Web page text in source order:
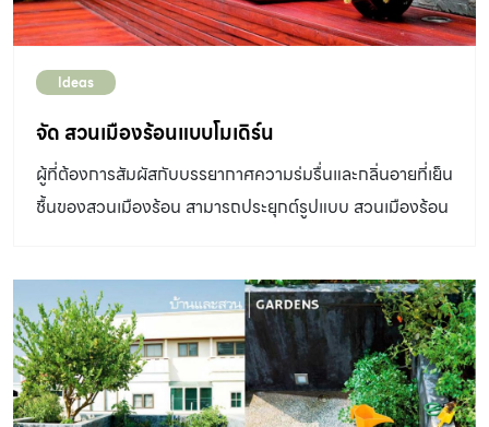
Ideas
จัด สวนเมืองร้อนแบบโมเดิร์น
ผู้ที่ต้องการสัมผัสกับบรรยากาศความร่มรื่นและกลิ่นอายที่เย็น
ชื้นของสวนเมืองร้อน สามารถประยุกต์รูปแบบ สวนเมืองร้อน